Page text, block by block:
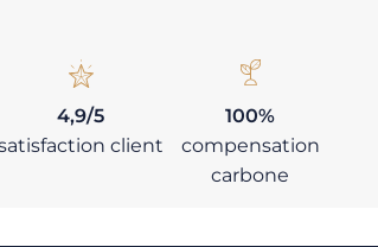
4,9/5
client
100%
compensation
carbone